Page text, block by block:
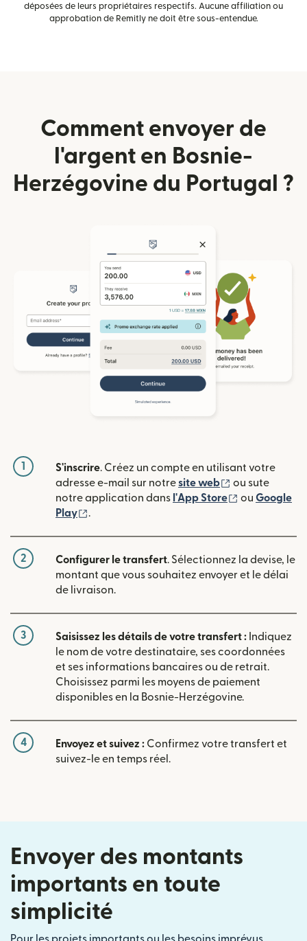
déposées de leurs propriétaires respectifs. Aucune affiliation ou
approbation de Remitly ne doit être sous-entendue.
Comment envoyer de
l'argent en Bosnie-
Herzégovine du Portugal ?
1 S'inscrire. Créez un compte en utilisant votre
adresse e-mail sur notresite web (s'ouvre dans
ou sute
notre application dans l'App Store (s'ouvre
ou Google
Play
.
2 Configurer le transfert. Sélectionnez la devise, le
montant que vous souhaitez envoyer et le délai
de livraison.
3 Saisissez les détails de votre transfert : Indiquez
le nom de votre destinataire, ses coordonnées
et ses informations bancaires ou de retrait.
Choisissez parmi les moyens de paiement
disponibles en la Bosnie-Herzégovine.
4 Envoyez et suivez : Confirmez votre transfert et
suivez-le en temps réel.
Envoyer des montants
importants en toute
simplicité